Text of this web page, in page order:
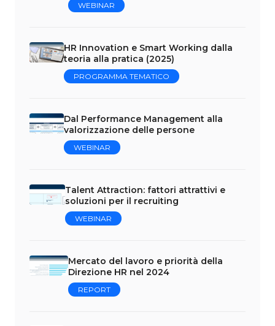
WEBINAR
HR Innovation e Smart Working dalla
teoria alla pratica (2025)
PROGRAMMA TEMATICO
Dal Performance Management alla
valorizzazione delle persone
WEBINAR
Talent Attraction: fattori attrattivi e
soluzioni per il recruiting
WEBINAR
Mercato del lavoro e priorità della
Direzione HR nel 2024
REPORT